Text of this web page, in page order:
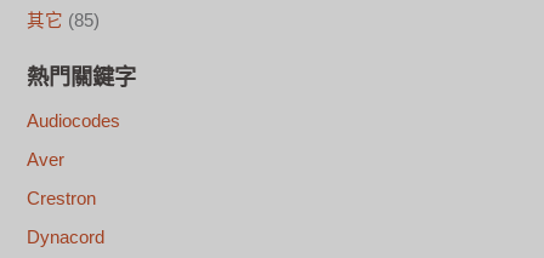
其它 (85)
熱門關鍵字
Audiocodes
Aver
Crestron
Dynacord